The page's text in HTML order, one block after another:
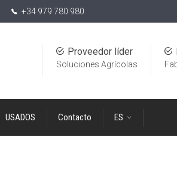
+34 979 780 980
Proveedor líder
Soluciones Agrícolas
USADOS Contacto ES